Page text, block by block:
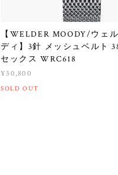
【WELDER MOODY/ウェ
ディ】3針 メッシュベルト
セックス WRC618
¥30,800
SOLD OUT